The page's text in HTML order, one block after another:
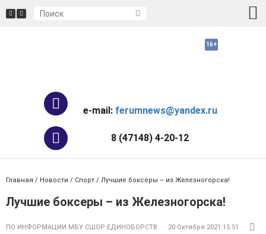
e-mail: ferumnews@yandex.ru
8 (47148) 4-20-12
Главная / Новости / Спорт / Лучшие боксеры – из Железногорска!
Лучшие боксеры – из Железногорска!
ПО ИНФОРМАЦИИ МБУ СШОР ЕДИНОБОРСТВ 20 Октября 2021 15:51